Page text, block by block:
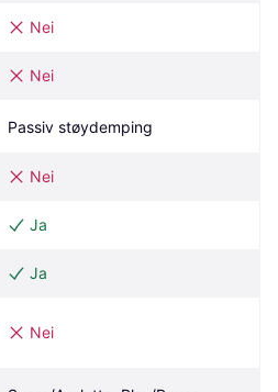
Nei
Nei
Passiv støydemping
Nei
Ja
Ja
Nei